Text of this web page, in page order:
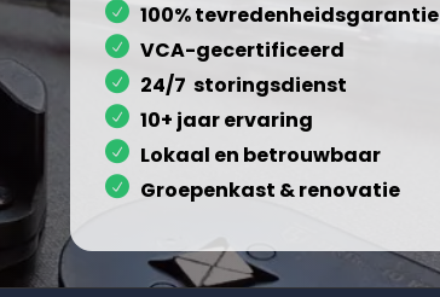
100% tevredenheidsgarantie
VCA-gecertificeerd
24/7 storingsdienst
10+ jaar ervaring
Lokaal en betrouwbaar
Groepenkast & renovatie